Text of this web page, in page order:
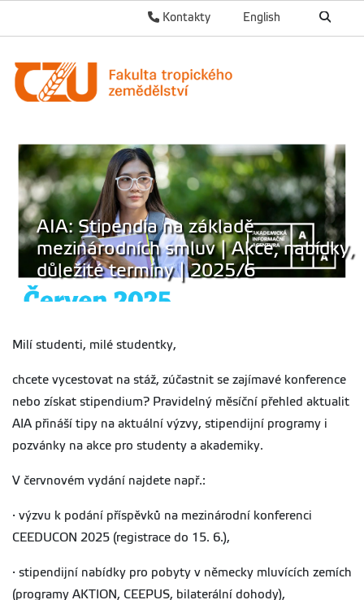
English
Kontakty
AIA: Stipendia na základě
mezinárodních smluv | Akce, nabídky,
důležité termíny | 2025/6
Milí studenti, milé studentky,
chcete vycestovat na stáž, zúčastnit se zajímavé konference
nebo získat stipendium? Pravidelný měsíční přehled aktualit
AIA přináší tipy na aktuální výzvy, stipendijní programy i
pozvánky na akce pro studenty a akademiky.
V červnovém vydání najdete např.:
· výzvu k podání příspěvků na mezinárodní konferenci
CEEDUCON 2025 (registrace do 15. 6.),
· stipendijní nabídky pro pobyty v německy mluvících zemích
(programy AKTION, CEEPUS, bilaterální dohody),